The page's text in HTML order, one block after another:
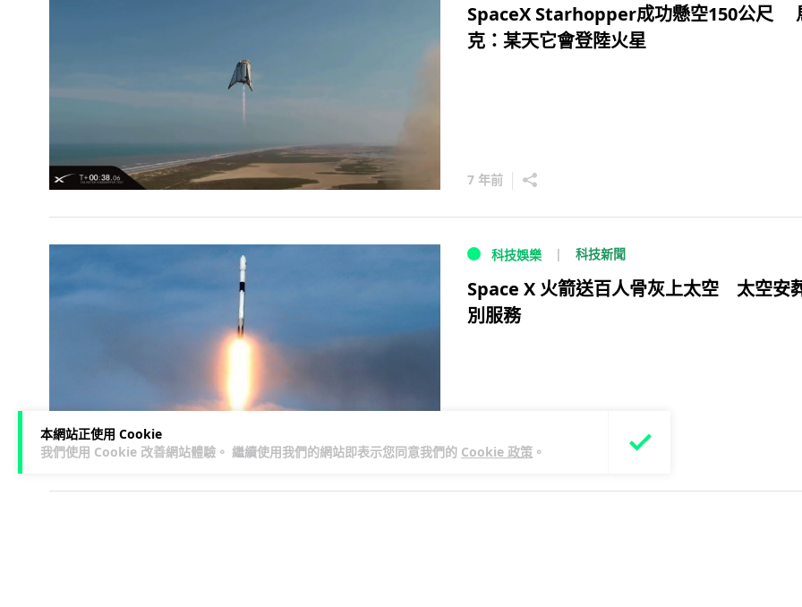
本網站正使用 Cookie
我們使用 Cookie 改善網站體驗。 繼續使用我們的網站即表示您同意我們的 Cookie 政策 。
SpaceX Starhopper成功懸空150公尺
克：某天它會登陸火星
7 年前
科技娛樂 科技新聞
Space X 火箭送百人骨灰上太空 太空安
別服務
8 年前